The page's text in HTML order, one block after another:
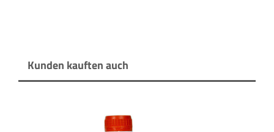
Kunden kauften auch